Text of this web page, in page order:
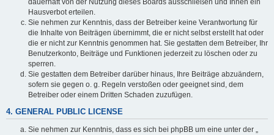
Hausverbot erteilen.
Sie nehmen zur Kenntnis, dass der Betreiber keine Verantwortung für
die Inhalte von Beiträgen übernimmt, die er nicht selbst erstellt hat oder
die er nicht zur Kenntnis genommen hat. Sie gestatten dem Betreiber, Ihr
Benutzerkonto, Beiträge und Funktionen jederzeit zu löschen oder zu
sperren.
Sie gestatten dem Betreiber darüber hinaus, Ihre Beiträge abzuändern,
sofern sie gegen o. g. Regeln verstoßen oder geeignet sind, dem
Betreiber oder einem Dritten Schaden zuzufügen.
4. GENERAL PUBLIC LICENSE
Sie nehmen zur Kenntnis, dass es sich bei phpBB um eine unter der „